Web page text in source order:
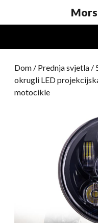
Dom / Prednja svjetla /
okrugli LED
motocikle